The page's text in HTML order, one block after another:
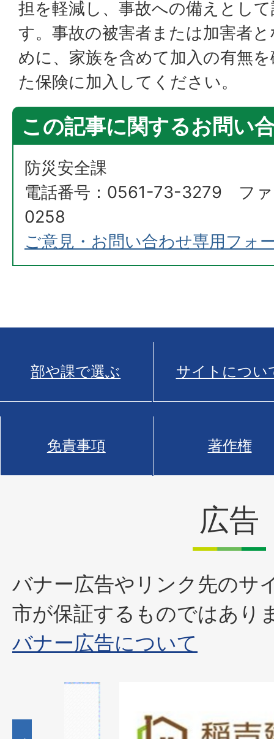
担を軽減し、事故への備えとし
す。事故の被害者または加害者
めに、家族を含めて加入の有無
た保険に加入してください。
この記事に関するお問い
防災安全課
電話番号：0561-73-3279 フ
0258
ご意見・お問い合わせ専用フォ
部や課で選ぶ サイトについ
免責事項 著作権
広告
バナー広告やリンク先のサ
市が保証するものではあり
バナー広告について
枚